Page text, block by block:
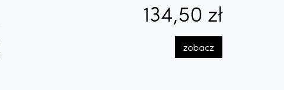
134,50 zł
zobacz